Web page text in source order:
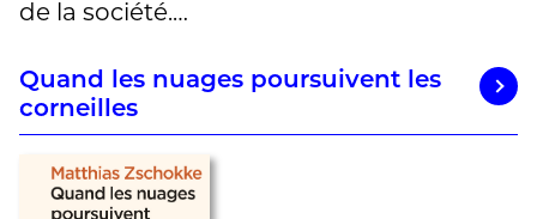
de la société.…
Quand les nuages poursuivent les
corneilles